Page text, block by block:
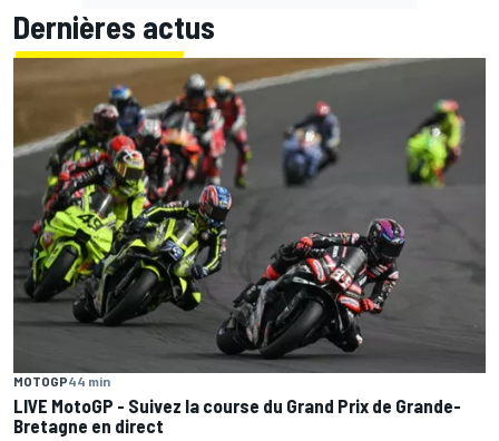
Dernières actus
MOTOGP44 min
LIVE MotoGP - Suivez la course du Grand Prix de Grande-
Bretagne en direct